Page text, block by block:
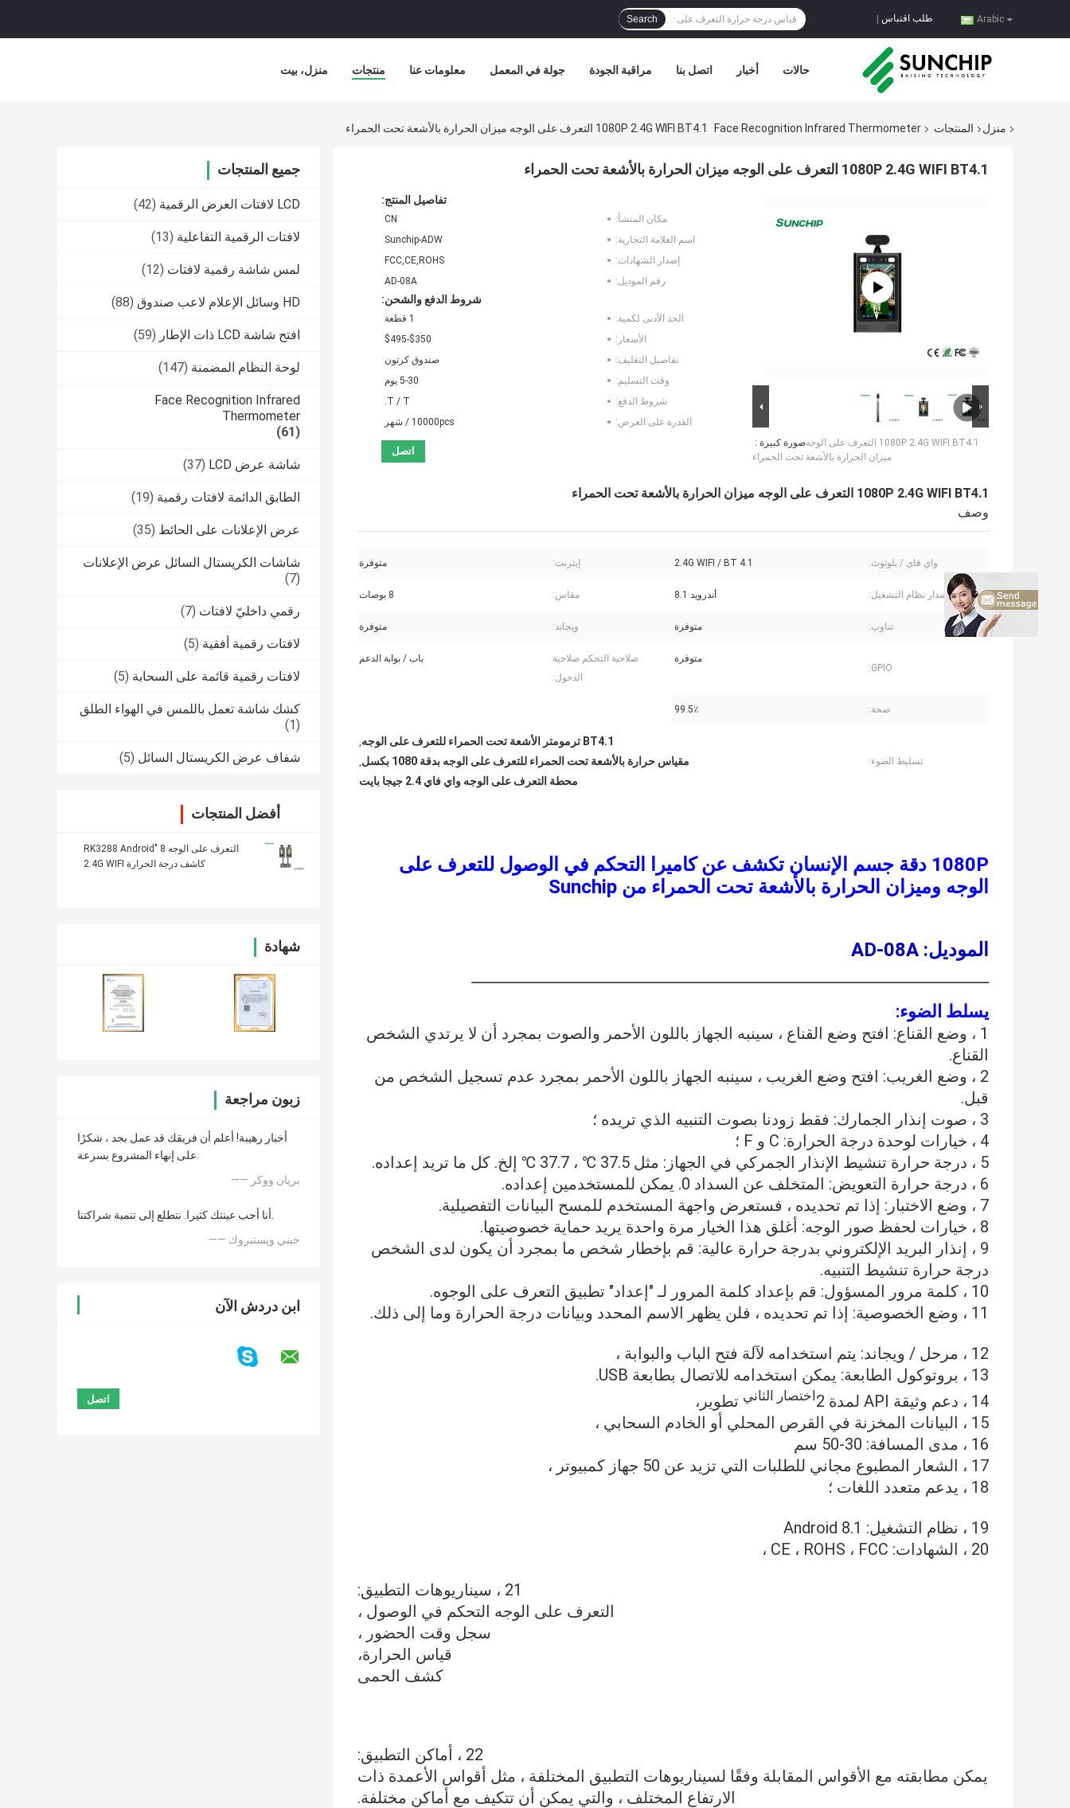
Arabic طلب اقتباس Search
منزل، بيت منتجات معلومات عنا جولة في المعمل مراقبة الجودة اتصل بنا أخبار حالات
منزل المنتجات Face Recognition Infrared Thermometer 1080P 2.4G WIFI BT4.1 التعرف على الوجه ميزان الحرارة بالأشعة تحت الحمراء
جميع المنتجات
LCD لافتات العرض الرقمية (42)
لافتات الرقمية التفاعلية (13)
لمس شاشة رقمية لافتات (12)
HD وسائل الإعلام لاعب صندوق (88)
افتح شاشة LCD ذات الإطار (59)
لوحة النظام المضمنة (147)
Face Recognition Infrared
Thermometer
(61)
شاشة عرض LCD (37)
الطابق الدائمة لافتات رقمية (19)
عرض الإعلانات على الحائط (35)
شاشات الكريستال السائل عرض الإعلانات
(7)
رقمي داخليّ لافتات (7)
لافتات رقمية أفقية (5)
لافتات رقمية قائمة على السحابة (5)
كشك شاشة تعمل باللمس في الهواء الطلق
(1)
شفاف عرض الكريستال السائل (5)
أفضل المنتجات
التعرف على الوجه 8 "RK3288 Android
كاشف درجة الحرارة 2.4G WIFI
شهادة
زبون مراجعة
أخبار رهيبة! أعلم أن فريقك قد عمل بجد ، شكرًا
على إنهاء المشروع بسرعة.
—— بريان ووكر
أنا أحب عينتك كثيرا. نتطلع إلى تنمية شراكتنا.
—— جيني ويستبروك
ابن دردش الآن
1080P 2.4G WIFI BT4.1 التعرف على الوجه ميزان الحرارة بالأشعة تحت الحمراء
صورة كبيرة :1080P 2.4G WIFI BT4.1 التعرف على الوجه
ميزان الحرارة بالأشعة تحت الحمراء
تفاصيل المنتج:
مكان المنشأ:
CN
اسم العلامة التجارية:
Sunchip-ADW
إصدار الشهادات:
FCC,CE,ROHS
رقم الموديل:
AD-08A
شروط الدفع والشحن:
الحد الأدنى لكمية:
1 قطعة
الأسعار:
$350-$495
تفاصيل التغليف:
صندوق كرتون
وقت التسليم:
5-30 يوم
شروط الدفع:
T / T.
القدرة على العرض:
10000pcs / شهر
اتصل
1080P 2.4G WIFI BT4.1 التعرف على الوجه ميزان الحرارة بالأشعة تحت الحمراء
وصف
واي فاي / بلوتوث: 2.4G WIFI / BT 4.1 إيثرنت: متوفرة
إصدار نظام التشغيل: أندرويد 8.1 مقاس: 8 بوصات
تناوب: متوفرة ويجاند: متوفرة
GPIO:
متوفرة
صلاحية التحكم صلاحية
الدخول:
باب / بوابة الدعم
صحة: 99.5٪
تسليط الضوء:
BT4.1 ترمومتر الأشعة تحت الحمراء للتعرف على الوجه ,
مقياس حرارة بالأشعة تحت الحمراء للتعرف على الوجه بدقة 1080 بكسل ,
محطة التعرف على الوجه واي فاي 2.4 جيجا بايت
1080P دقة جسم الإنسان تكشف عن كاميرا التحكم في الوصول للتعرف على
الوجه وميزان الحرارة بالأشعة تحت الحمراء من Sunchip
الموديل: AD-08A
يسلط الضوء:
1 ، وضع القناع: افتح وضع القناع ، سينبه الجهاز باللون الأحمر والصوت بمجرد أن لا يرتدي الشخص
القناع.
2 ، وضع الغريب: افتح وضع الغريب ، سينبه الجهاز باللون الأحمر بمجرد عدم تسجيل الشخص من
قبل.
3 ، صوت إنذار الجمارك: فقط زودنا بصوت التنبيه الذي تريده ؛
4 ، خيارات لوحدة درجة الحرارة: C و F ؛
5 ، درجة حرارة تنشيط الإنذار الجمركي في الجهاز: مثل 37.5 ℃ ، 37.7 ℃ إلخ. كل ما تريد إعداده.
6 ، درجة حرارة التعويض: المتخلف عن السداد 0. يمكن للمستخدمين إعداده.
7 ، وضع الاختبار: إذا تم تحديده ، فستعرض واجهة المستخدم للمسح البيانات التفصيلية.
8 ، خيارات لحفظ صور الوجه: أغلق هذا الخيار مرة واحدة يريد حماية خصوصيتها.
9 ، إنذار البريد الإلكتروني بدرجة حرارة عالية: قم بإخطار شخص ما بمجرد أن يكون لدى الشخص
درجة حرارة تنشيط التنبيه.
10 ، كلمة مرور المسؤول: قم بإعداد كلمة المرور لـ "إعداد" تطبيق التعرف على الوجوه.
11 ، وضع الخصوصية: إذا تم تحديده ، فلن يظهر الاسم المحدد وبيانات درجة الحرارة وما إلى ذلك.
12 ، مرحل / ويجاند: يتم استخدامه لآلة فتح الباب والبوابة ،
13 ، بروتوكول الطابعة: يمكن استخدامه للاتصال بطابعة USB.
14 ، دعم وثيقة API لمدة 2
اختصار الثاني تطوير،
15 ، البيانات المخزنة في القرص المحلي أو الخادم السحابي ،
16 ، مدى المسافة: 30-50 سم
17 ، الشعار المطبوع مجاني للطلبات التي تزيد عن 50 جهاز كمبيوتر ،
18 ، يدعم متعدد اللغات ؛
19 ، نظام التشغيل: Android 8.1
20 ، الشهادات: CE ، ROHS ، FCC ،
21 ، سيناريوهات التطبيق:
التعرف على الوجه التحكم في الوصول ،
سجل وقت الحضور ،
قياس الحرارة،
كشف الحمى
22 ، أماكن التطبيق:
يمكن مطابقته مع الأقواس المقابلة وفقًا لسيناريوهات التطبيق المختلفة ، مثل أقواس الأعمدة ذات
الارتفاع المختلف ، والتي يمكن أن تتكيف مع أماكن مختلفة.